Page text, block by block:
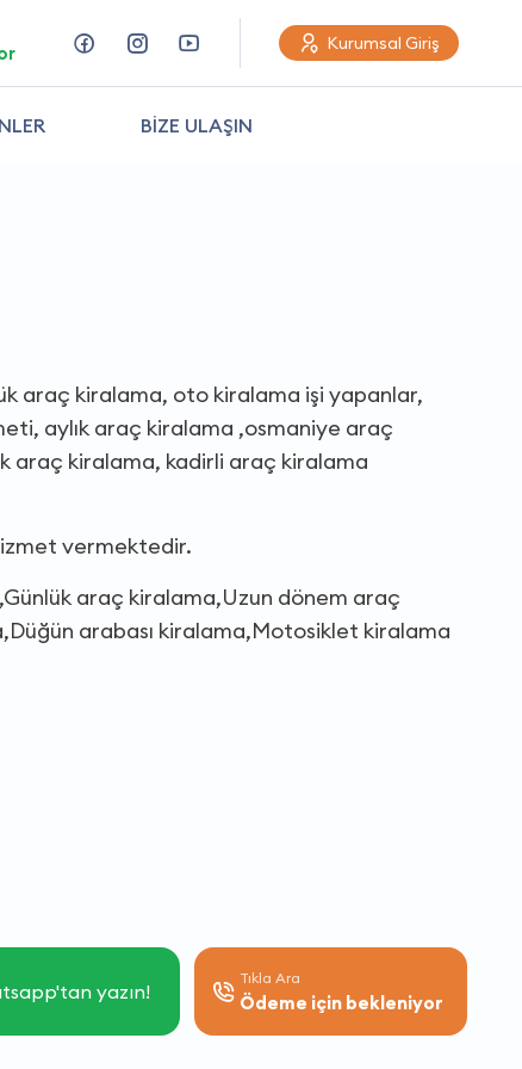
Kurumsal Giriş
BİZE ULAŞIN
araç kiralama, oto kiralama işi yapanlar,
aylık araç kiralama ,osmaniye araç
araç kiralama, kadirli araç kiralama
vermektedir.
araç kiralama,Uzun dönem araç
arabası kiralama,Motosiklet kiralama
yazın!
Tıkla Ara
Ödeme için bekleniyor